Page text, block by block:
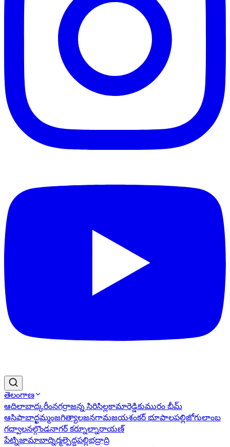
తెలంగాణ
ఆదిలాబాద్కరీంనగర్రాజన్న సిరిసిల్లకామారెడ్డికుమురం భీమ్
ఆసిఫాబాద్ఖమ్మంజగిత్యాలజనగామజయశంకర్ భూపాలపల్లిజోగులాంబ
గద్వాలనల్గొండనాగర్ కర్నూల్నారాయణ్
పేట్నిజామాబాద్నిర్మల్పెద్దపల్లిభద్రాద్రి